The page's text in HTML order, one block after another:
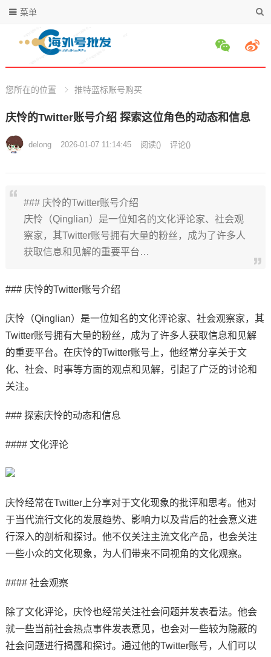
菜单
您所在的位置 推特蓝标账号购买
庆怜的Twitter账号介绍 探索这位角色的动态和信息
delong 2026-01-07 11:14:45 阅读() 评论()
### 庆怜的Twitter账号介绍
庆怜（Qinglian）是一位知名的文化评论家、社会观
察家，其Twitter账号拥有大量的粉丝，成为了许多人
获取信息和见解的重要平台…
### 庆怜的Twitter账号介绍
庆怜（Qinglian）是一位知名的文化评论家、社会观察家，其
Twitter账号拥有大量的粉丝，成为了许多人获取信息和见解
的重要平台。在庆怜的Twitter账号上，他经常分享关于文
化、社会、时事等方面的观点和见解，引起了广泛的讨论和
关注。
### 探索庆怜的动态和信息
#### 文化评论
庆怜经常在Twitter上分享对于文化现象的批评和思考。他对
于当代流行文化的发展趋势、影响力以及背后的社会意义进
行深入的剖析和探讨。他不仅关注主流文化产品，也会关注
一些小众的文化现象，为人们带来不同视角的文化观察。
#### 社会观察
除了文化评论，庆怜也经常关注社会问题并发表看法。他会
就一些当前社会热点事件发表意见，也会对一些较为隐蔽的
社会问题进行揭露和探讨。通过他的Twitter账号，人们可以